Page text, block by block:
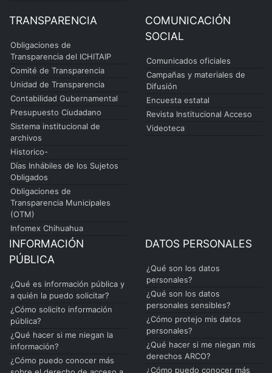
TRANSPARENCIA
Obligaciones de
Transparencia del ICHITAIP
Comité de Transparencia
Unidad de Transparencia
Contabilidad Gubernamental
Presupuesto Ciudadano
Sistema institucional de
archivos
Historico-
Días Inhábiles de los Sujetos
Obligados
Obligaciones de
Transparencia Municipales
(OTM)
Infomex Chihuahua
COMUNICACIÓN
SOCIAL
Comunicados oficiales
Campañas y materiales de
Difusión
Encuesta estatal
Revista Institucional Acceso
Videoteca
INFORMACIÓN
PÚBLICA
¿Qué es información pública y
a quién la puedo solicitar?
¿Cómo solicito información
pública?
¿Qué hacer si me niegan la
información?
¿Cómo puedo conocer más
DATOS PERSONALES
¿Qué son los datos
personales?
¿Qué son los datos
personales sensibles?
¿Cómo protejo mis datos
personales?
¿Qué hacer si me niegan mis
derechos ARCO?
¿Cómo puedo conocer más